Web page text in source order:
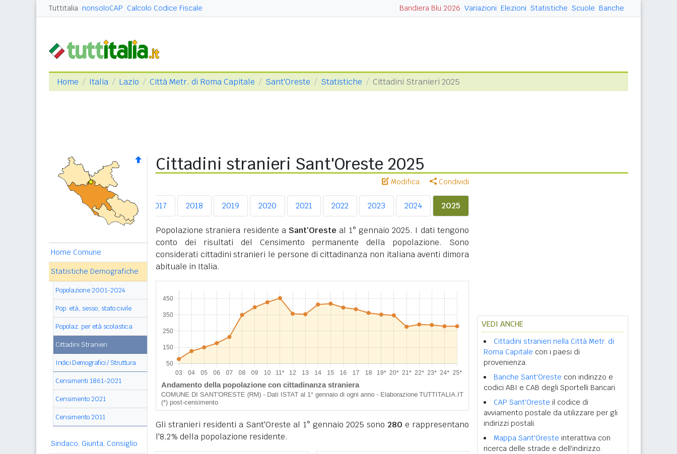
Tuttitalia nonsoloCAP Calcolo Codice Fiscale Bandiera Blu 2026 Variazioni Elezioni Statistiche Scuole Banche
Home Italia Lazio Città Metr. di Roma Capitale Sant'Oreste Statistiche Cittadini Stranieri 2025
Home Comune
Statistiche Demografiche
Popolazione 2001-2024
Pop. età, sesso, stato civile
Popolaz. per età scolastica
Cittadini Stranieri
Indici Demografici / Struttura
Censimenti 1861-2021
Censimento 2021
Censimento 2011
Sindaco, Giunta, Consiglio
Cittadini stranieri Sant'Oreste 2025
Modifica Condividi
2015 2016 2017 2018 2019 2020 2021 2022 2023 2024 2025
Popolazione straniera residente a Sant'Oreste al 1° gennaio 2025. I dati tengono
conto dei risultati del Censimento permanente della popolazione. Sono
considerati cittadini stranieri le persone di cittadinanza non italiana aventi dimora
abituale in Italia.
Gli stranieri residenti a Sant'Oreste al 1° gennaio 2025 sono 280 e rappresentano
l'8,2% della popolazione residente.
VEDI ANCHE
Cittadini stranieri nella Città Metr. di
Roma Capitale con i paesi di
provenienza.
Banche Sant'Oreste con indirizzo e
codici ABI e CAB degli Sportelli Bancari.
CAP Sant'Oreste il codice di
avviamento postale da utilizzare per gli
indirizzi postali.
Mappa Sant'Oreste interattiva con
ricerca delle strade e dell'indirizzo.